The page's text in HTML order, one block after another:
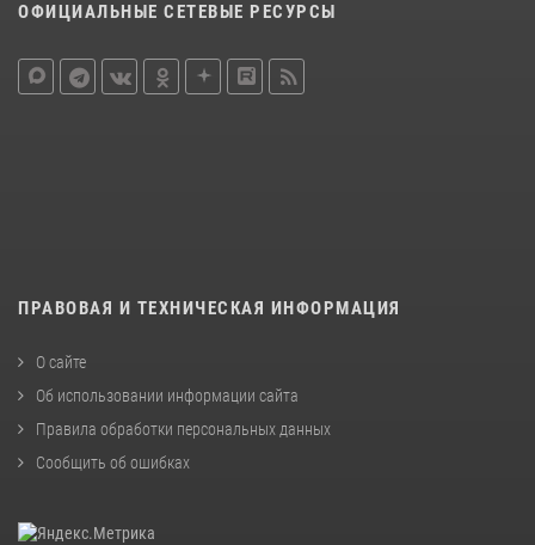
ОФИЦИАЛЬНЫЕ СЕТЕВЫЕ РЕСУРСЫ
ПРАВОВАЯ И ТЕХНИЧЕСКАЯ ИНФОРМАЦИЯ
О сайте
Об использовании информации сайта
Правила обработки персональных данных
Сообщить об ошибках